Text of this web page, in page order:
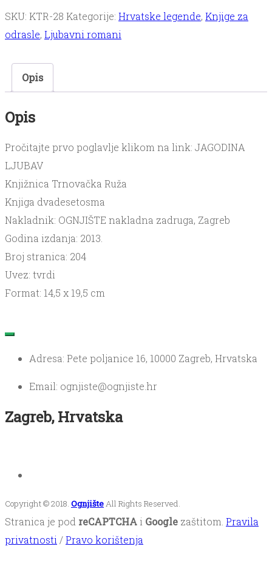
JAGODINA
LJUBAV
SKU: KTR-28 Kategorije: Hrvatske legende, Knjige za
odrasle, Ljubavni romani
Opis
Opis
Pročitajte prvo poglavlje klikom na link: JAGODINA
LJUBAV
Knjižnica Trnovačka Ruža
Knjiga dvadesetosma
Nakladnik: OGNJIŠTE nakladna zadruga, Zagreb
Godina izdanja: 2013.
Broj stranica: 204
Uvez: tvrdi
Format: 14,5 x 19,5 cm
Adresa: Pete poljanice 16, 10000 Zagreb, Hrvatska
Email: ognjiste@ognjiste.hr
Zagreb, Hrvatska
Copyright © 2018. Ognjište All Rights Reserved.
Stranica je pod reCAPTCHAi Google zaštitom. Pravila
privatnosti /Pravo korištenja